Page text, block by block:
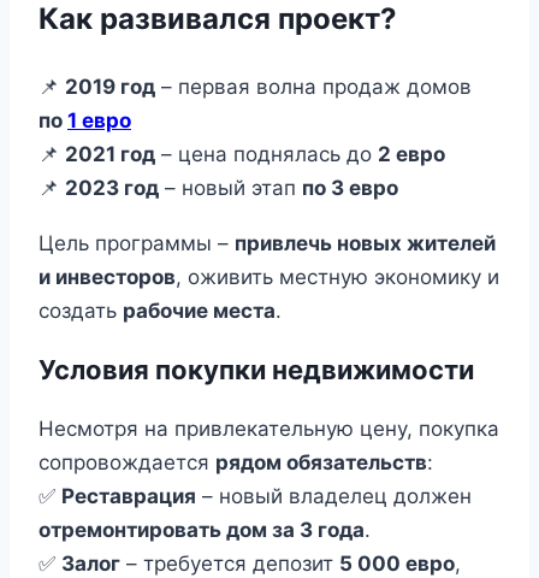
Как развивался проект?
📌 2019 год – первая волна продаж домов
по 1 евро
📌 2021 год – цена поднялась до 2 евро
📌 2023 год – новый этап по 3 евро
Цель программы – привлечь новых жителей
и инвесторов, оживить местную экономику и
создать рабочие места.
Условия покупки недвижимости
Несмотря на привлекательную цену, покупка
сопровождается рядом обязательств:
✅ Реставрация – новый владелец должен
отремонтировать дом за 3 года.
✅ Залог – требуется депозит 5 000 евро,